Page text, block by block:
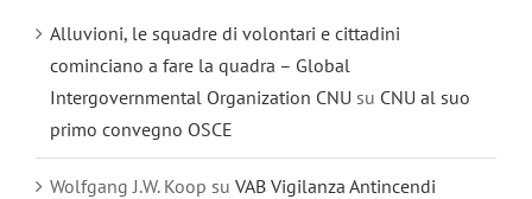
Alluvioni, le squadre di volontari e cittadini
cominciano a fare la quadra – Global
Intergovernmental Organization CNU su CNU al suo
primo convegno OSCE
Wolfgang J.W. Koop su VAB Vigilanza Antincendi